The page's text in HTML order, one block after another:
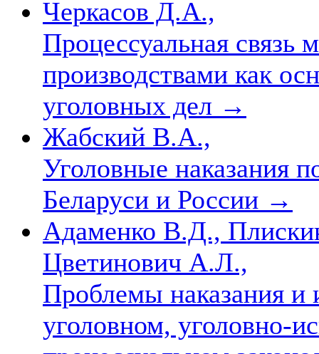
Черкасов Д.А.,
Процессуальная связь
производствами как
уголовных дел →
Жабский В.А.,
Уголовные наказания
Беларуси и России →
Адаменко В.Д.,
Цветинович А.Л.,
Проблемы наказания и
уголовном, уголовно-